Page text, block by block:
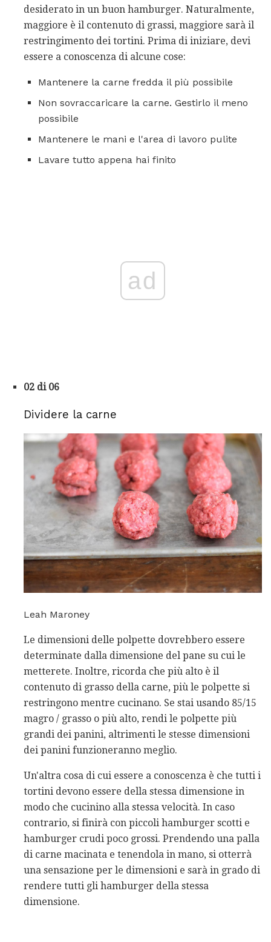
desiderato in un buon hamburger. Naturalmente,
maggiore è il contenuto di grassi, maggiore sarà il
restringimento dei tortini. Prima di iniziare, devi
essere a conoscenza di alcune cose:
Mantenere la carne fredda il più possibile
Non sovraccaricare la carne. Gestirlo il meno
possibile
Mantenere le mani e l'area di lavoro pulite
Lavare tutto appena hai finito
ad
02 di 06
Dividere la carne
Leah Maroney
Le dimensioni delle polpette dovrebbero essere
determinate dalla dimensione del pane su cui le
metterete. Inoltre, ricorda che più alto è il
contenuto di grasso della carne, più le polpette si
restringono mentre cucinano. Se stai usando 85/15
magro / grasso o più alto, rendi le polpette più
grandi dei panini, altrimenti le stesse dimensioni
dei panini funzioneranno meglio.
Un'altra cosa di cui essere a conoscenza è che tutti i
tortini devono essere della stessa dimensione in
modo che cucinino alla stessa velocità. In caso
contrario, si finirà con piccoli hamburger scotti e
hamburger crudi poco grossi. Prendendo una palla
di carne macinata e tenendola in mano, si otterrà
una sensazione per le dimensioni e sarà in grado di
rendere tutti gli hamburger della stessa
dimensione.